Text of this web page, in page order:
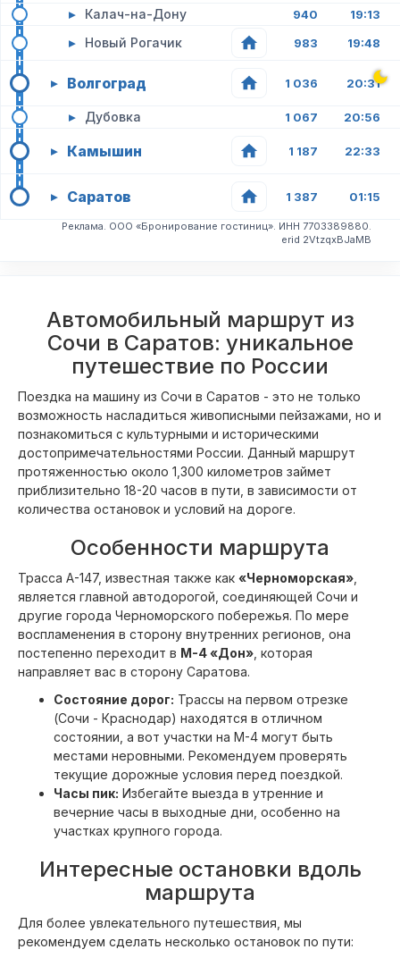
▸ Калач-на-Дону 940 19:13
▸ Новый Рогачик 983 19:48
▸ Волгоград 1 036 20:31
▸ Дубовка 1 067 20:56
▸ Камышин 1 187 22:33
▸ Саратов 1 387 01:15
Реклама. ООО «Бронирование гостиниц». ИНН 7703389880.
erid 2VtzqxBJaMB
Автомобильный маршрут из
Сочи в Саратов: уникальное
путешествие по России
Поездка на машину из Сочи в Саратов - это не только
возможность насладиться живописными пейзажами, но и
познакомиться с культурными и историческими
достопримечательностями России. Данный маршрут
протяженностью около 1,300 километров займет
приблизительно 18-20 часов в пути, в зависимости от
количества остановок и условий на дороге.
Особенности маршрута
Трасса А-147, известная также как «Черноморская»
является главной автодорогой, соединяющей Сочи и
другие города Черноморского побережья. По мере
воспламенения в сторону внутренних регионов, она
постепенно переходит в М-4 «Дон» , которая
направляет вас в сторону Саратова.
Состояние дорог: Трассы на первом отрезке
(Сочи - Краснодар) находятся в отличном
состоянии, а вот участки на М-4 могут быть
местами неровными. Рекомендуем проверять
текущие дорожные условия перед поездкой.
Часы пик: Избегайте выезда в утренние и
вечерние часы в выходные дни, особенно на
участках крупного города.
Интересные остановки вдоль
маршрута
Для более увлекательного путешествия, мы
рекомендуем сделать несколько остановок по пути: